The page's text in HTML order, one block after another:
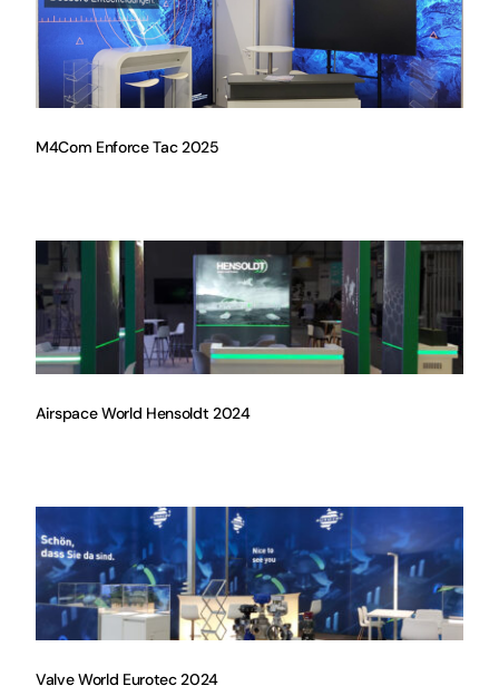
M4Com Enforce Tac 2025
Airspace World Hensoldt 2024
Valve World Eurotec 2024